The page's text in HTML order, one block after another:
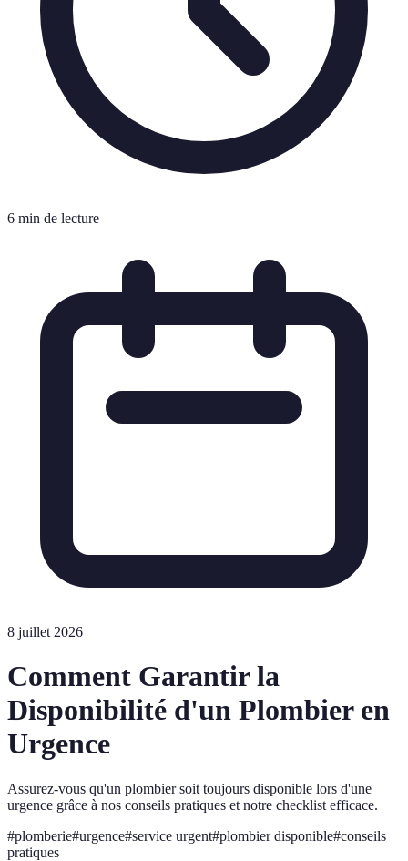
6 min de lecture
8 juillet 2026
Comment Garantir la
Disponibilité d'un Plombier en
Urgence
Assurez-vous qu'un plombier soit toujours disponible lors d'une
urgence grâce à nos conseils pratiques et notre checklist efficace.
#plomberie#urgence#service urgent#plombier disponible#conseils
pratiques